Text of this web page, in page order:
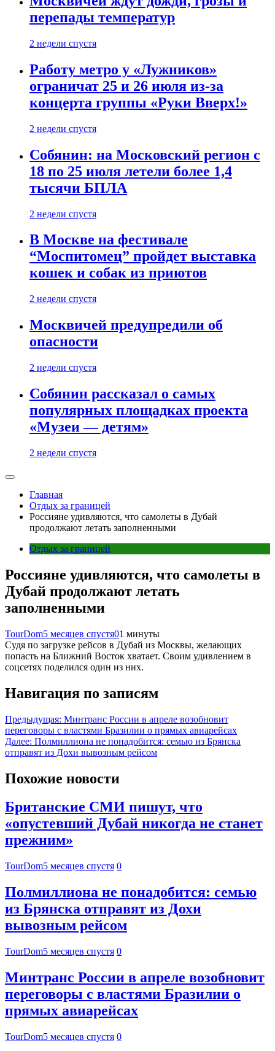
перепады температур
2 недели спустя
Работу метро у «Лужников»
ограничат 25 и 26 июля из-за
концерта группы «Руки Вверх!»
2 недели спустя
Собянин: на Московский регион с
18 по 25 июля летели более 1,4
тысячи БПЛА
2 недели спустя
В Москве на фестивале
“Моспитомец” пройдет выставка
кошек и собак из приютов
2 недели спустя
Москвичей предупредили об
опасности
2 недели спустя
Собянин рассказал о самых
популярных площадках проекта
«Музеи — детям»
2 недели спустя
Главная
Отдых за границей
Россияне удивляются, что самолеты в Дубай
продолжают летать заполненными
Отдых за границей
Россияне удивляются, что самолеты в
Дубай продолжают летать
заполненными
TourDom5 месяцев спустя01 минуты
Судя по загрузке рейсов в Дубай из Москвы, желающих
попасть на Ближний Восток хватает. Своим удивлением в
соцсетях поделился один из них.
Навигация по записям
Предыдущая: Минтранс России в апреле возобновит
переговоры с властями Бразилии о прямых авиарейсах
Далее: Полмиллиона не понадобится: семью из Брянска
отправят из Дохи вывозным рейсом
Похожие новости
Британские СМИ пишут, что
«опустевший Дубай никогда не станет
прежним»
TourDom5 месяцев спустя 0
Полмиллиона не понадобится: семью
из Брянска отправят из Дохи
вывозным рейсом
TourDom5 месяцев спустя 0
Минтранс России в апреле возобновит
переговоры с властями Бразилии о
прямых авиарейсах
TourDom5 месяцев спустя 0